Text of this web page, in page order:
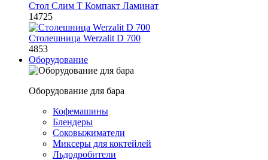
Стол Слим Т Компакт Ламинат
14725
Столешница Werzalit D 700
4853
Оборудование
Оборудование для бара
Кофемашины
Блендеры
Соковыжиматели
Миксеры для коктейлей
Льдодробители